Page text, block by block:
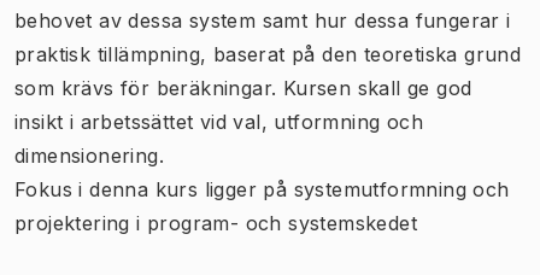
behovet av dessa system samt hur dessa fungerar i
praktisk tillämpning, baserat på den teoretiska grund
som krävs för beräkningar. Kursen skall ge god
insikt i arbetssättet vid val, utformning och
dimensionering.
Fokus i denna kurs ligger på systemutformning och
projektering i program- och systemskedet